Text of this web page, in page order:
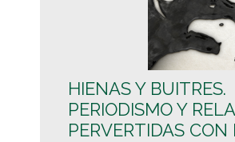
HIENAS Y BUITRES.
PERIODISMO Y
PERVERTIDAS CON